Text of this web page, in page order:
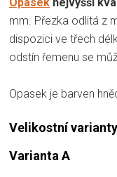
mm. Přezka odlitá z
dispozici ve třech
odstín řemenu se
Opasek je barven
Velikostní varianty
Varianta A